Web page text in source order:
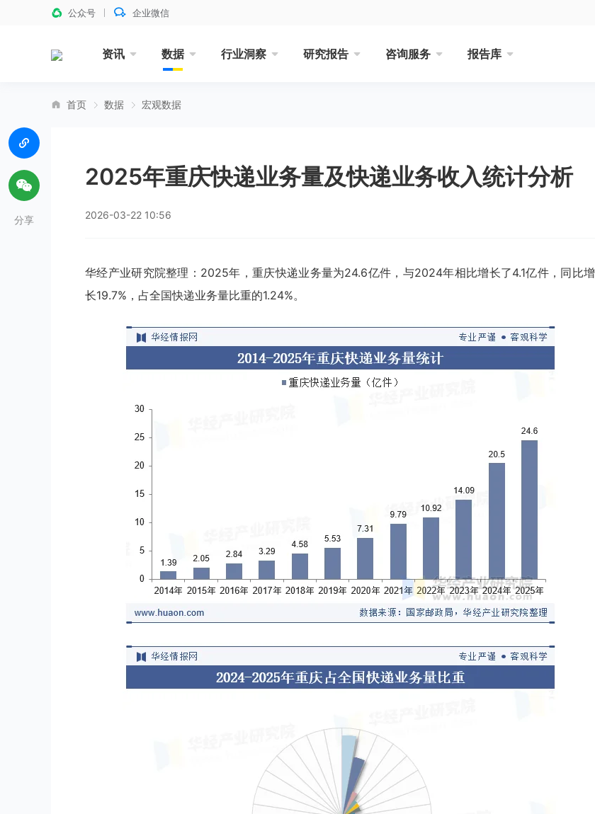
公众号 企业微信
资讯 数据 行业洞察 研究报告 咨询服务 报告库
首页 数据 宏观数据
2025年重庆快递业务量及快递业务收入统计分析
2026-03-22 10:56
华经产业研究院整理：2025年，重庆快递业务量为24.6亿件，与2024年相比增长了4.1亿件，同比增
长19.7%，占全国快递业务量比重的1.24%。
分享